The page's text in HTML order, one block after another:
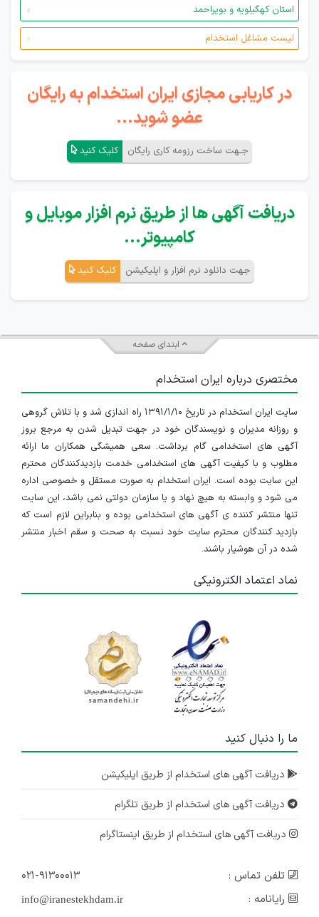
استان کهگیلویه و بویراحمد
لیست مشاغل استخدام
در کاریابی مجازی ایران استخدام به رایگان
عضو شوید...
جـهت ساخت رزومه کاری رایگان کلیک کنید
دریافت آگهی ها از طریق نرم افزار موبایل و
کامپیوتر...
جهت دانلود نرم افزار و اپلیکیشن کلیک کنید
ابتدای صفحه
مختصری درباره ایران استخدام
سایت ایران استخدام در تاریخ ۱۳۹۱/۱/۱۰ راه اندازی شد و با تلاش گروهی
و روزانه مدیران و نویسندگان خود در جهت تبدیل شدن به مرجع بروز
آگهی های استخدامی گام برداشت. سعی همیشگی همکاران ما ارائه
مطلوب و با کیفیت آگهی های استخدامی خدمت بازدیدکنندگان محترم
این سایت بوده است. ایران استخدام به صورت مستقل و خصوصی اداره
می شود و وابسته به هیچ نهاد و یا سازمان دولتی نمی باشد، این سایت
تنها منتشر کننده ی آگهی های استخدامی بوده و بنابراین لازم است که
بازدید کنندگان محترم سایت خود نسبت به صحت و سقم اخبار منتشر
شده در آن هوشیار باشند.
نماد اعتماد الکترونیکی
ما را دنبال کنید
دریافت آگهی های استخدام از طریق اپلیکیشن
دریافت آگهی های استخدام از طریق تلگرام
دریافت آگهی های استخدام از طریق اینستاگرام
تلفن تماس :
۰۲۱-۹۱۳۰۰۰۱۳
رایانامه :
info@iranestekhdam.ir